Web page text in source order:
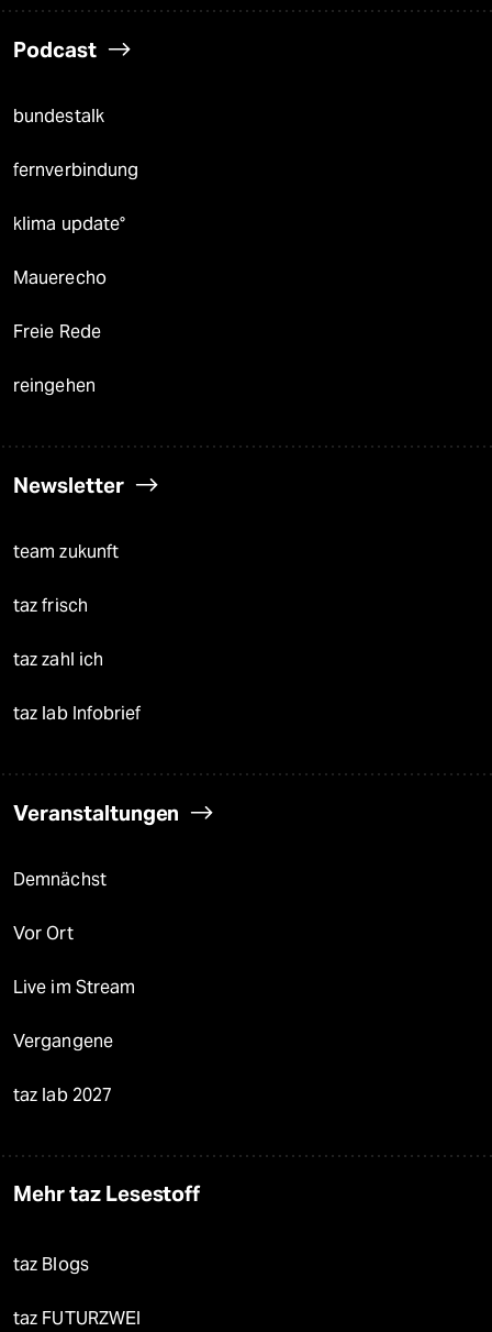
Podcast
bundestalk
fernverbindung
klima update°
Mauerecho
Freie Rede
reingehen
Newsletter
team zukunft
taz frisch
taz zahl ich
taz lab Infobrief
Veranstaltungen
Demnächst
Vor Ort
Live im Stream
Vergangene
taz lab 2027
Mehr taz Lesestoff
taz Blogs
taz FUTURZWEI